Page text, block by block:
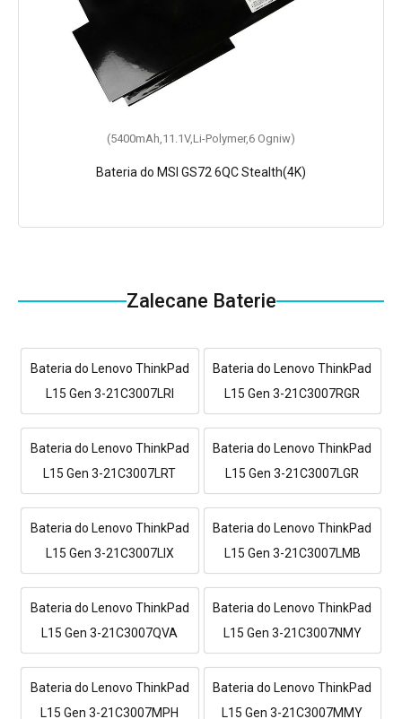
(5400mAh,11.1V,Li-Polymer,6 Ogniw)
Bateria do MSI GS72 6QC Stealth(4K)
Zalecane Baterie
Bateria do Lenovo ThinkPad
L15 Gen 3-21C3007LRI
Bateria do Lenovo ThinkPad
L15 Gen 3-21C3007RGR
Bateria do Lenovo ThinkPad
L15 Gen 3-21C3007LRT
Bateria do Lenovo ThinkPad
L15 Gen 3-21C3007LGR
Bateria do Lenovo ThinkPad
L15 Gen 3-21C3007LIX
Bateria do Lenovo ThinkPad
L15 Gen 3-21C3007LMB
Bateria do Lenovo ThinkPad
L15 Gen 3-21C3007QVA
Bateria do Lenovo ThinkPad
L15 Gen 3-21C3007NMY
Bateria do Lenovo ThinkPad
L15 Gen 3-21C3007MPH
Bateria do Lenovo ThinkPad
L15 Gen 3-21C3007MMY